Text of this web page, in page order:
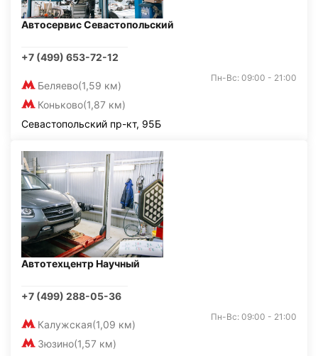
Автосервис Севастопольский
+7 (499) 653-72-12
Беляево(1,59 км)
Коньково(1,87 км)
Пн-Вс: 09:00 - 21:00
Севастопольский пр-кт, 95Б
Автотехцентр Научный
+7 (499) 288-05-36
Калужская(1,09 км)
Зюзино(1,57 км)
Пн-Вс: 09:00 - 21:00